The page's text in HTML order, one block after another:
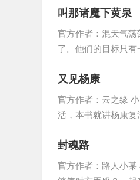
叫那诸魔下黄泉
官方作者：混天气
了。他们的目标只
又见杨康
官方作者：云之缘
活，本书就讲杨康
封魂路
官方作者：路人小